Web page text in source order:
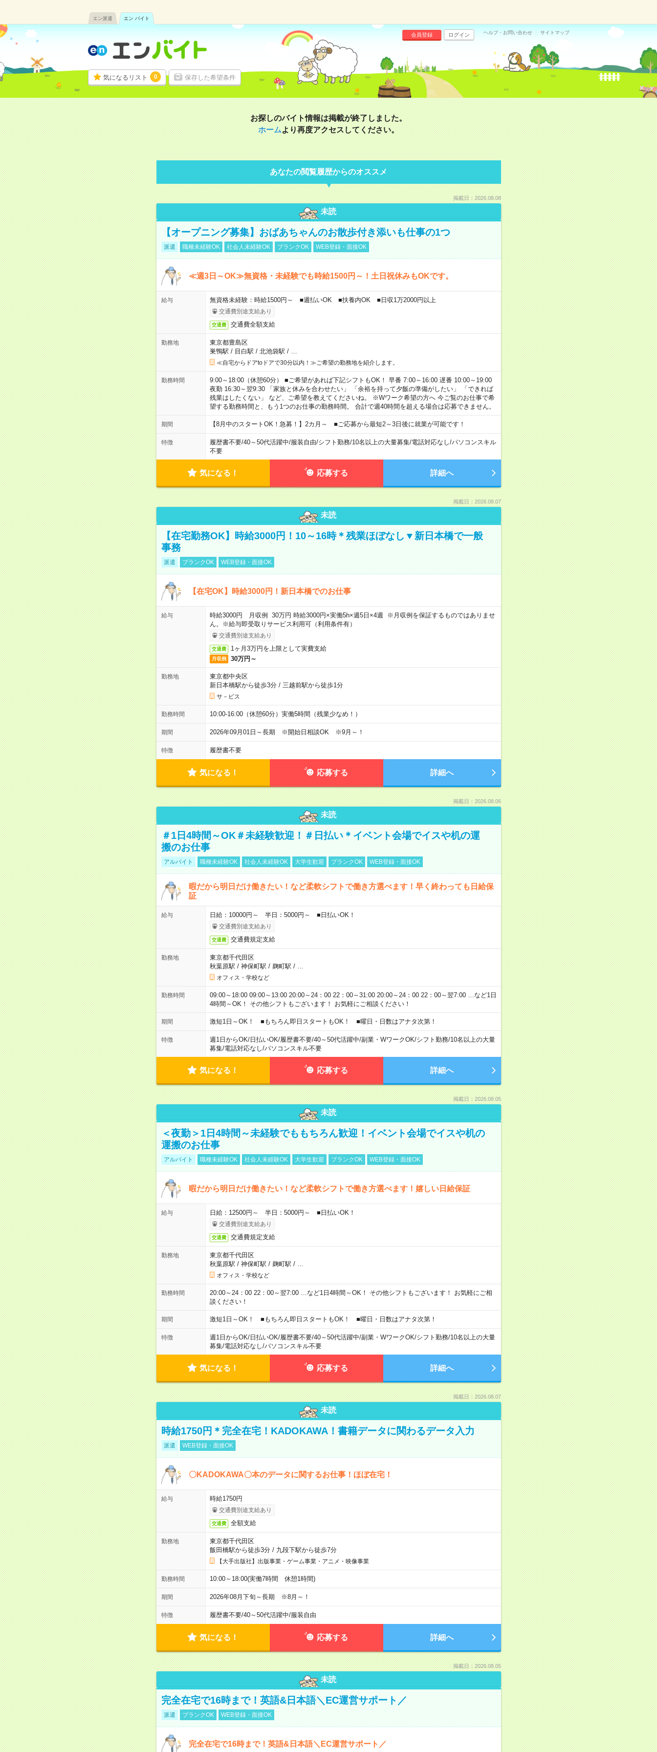
エン派遣 エン バイト
気になるリスト 0 保存した希望条件
会員登録 ログイン ヘルプ・お問い合わせ サイトマップ
お探しのバイト情報は掲載が終了しました。
ホームより再度アクセスしてください。
あなたの閲覧履歴からのオススメ
掲載日：2026.08.08
未読
【オープニング募集】おばあちゃんのお散歩付き添いも仕事の1つ
派遣 職種未経験OK 社会人未経験OK ブランクOK WEB登録・面接OK
≪週3日～OK≫無資格・未経験でも時給1500円～！土日祝休みもOKです。
給与 無資格未経験：時給1500円～ ■週払いOK ■扶養内OK ■日収1万2000円以上
交通費別途支給あり
交通費 交通費全額支給
勤務地
東京都豊島区
巣鴨駅 / 目白駅 / 北池袋駅 / …
≪自宅からドアtoドアで30分以内！≫ご希望の勤務地を紹介します。
勤務時間
9:00～18:00（休憩60分） ■ご希望があれば下記シフトもOK！ 早番 7:00～16:00 遅番 10:00～19:00
夜勤 16:30～翌9:30 「家族と休みを合わせたい」 「余裕を持って夕飯の準備がしたい」 「できれば
残業はしたくない」 など、ご希望を教えてくださいね。 ※Wワーク希望の方へ 今ご覧のお仕事で希
望する勤務時間と、もう1つのお仕事の勤務時間。 合計で週40時間を超える場合は応募できません。
期間 【8月中のスタートOK！急募！】2カ月～ ■ご応募から最短2～3日後に就業が可能です！
特徴 履歴書不要/40～50代活躍中/服装自由/シフト勤務/10名以上の大量募集/電話対応なし/パソコンスキル
不要
気になる！ 応募する 詳細へ
掲載日：2026.08.07
未読
【在宅勤務OK】時給3000円！10～16時＊残業ほぼなし▼新日本橋で一般
事務
派遣 ブランクOK WEB登録・面接OK
【在宅OK】時給3000円！新日本橋でのお仕事
給与
時給3000円 月収例 30万円 時給3000円×実働5h×週5日×4週 ※月収例を保証するものではありませ
ん。※給与即受取りサービス利用可（利用条件有）
交通費別途支給あり
交通費 1ヶ月3万円を上限として実費支給
月収例 30万円～
勤務地
東京都中央区
新日本橋駅から徒歩3分/ 三越前駅から徒歩1分
サ－ビス
勤務時間 10:00-16:00（休憩60分）実働5時間（残業少なめ！）
期間 2026年09月01日～長期 ※開始日相談OK ※9月～！
特徴 履歴書不要
気になる！ 応募する 詳細へ
掲載日：2026.08.06
未読
＃1日4時間～OK＃未経験歓迎！＃日払い＊イベント会場でイスや机の運
搬のお仕事
アルバイト 職種未経験OK 社会人未経験OK 大学生歓迎 ブランクOK WEB登録・面接OK
暇だから明日だけ働きたい！など柔軟シフトで働き方選べます！早く終わっても日給保
証
給与 日給：10000円～ 半日：5000円～ ■日払いOK！
交通費別途支給あり
交通費 交通費規定支給
勤務地
東京都千代田区
秋葉原駅 / 神保町駅 / 麹町駅 / …
オフィス・学校など
勤務時間
09:00～18:00 09:00～13:00 20:00～24：00 22：00～31:00 20:00～24：00 22：00～翌7:00 …など1日
4時間～OK！ その他シフトもございます！ お気軽にご相談ください！
期間 激短1日～OK！ ■もちろん即日スタートもOK！ ■曜日・日数はアナタ次第！
特徴 週1日からOK/日払いOK/履歴書不要/40～50代活躍中/副業・WワークOK/シフト勤務/10名以上の大量
募集/電話対応なし/パソコンスキル不要
気になる！ 応募する 詳細へ
掲載日：2026.08.05
未読
＜夜勤＞1日4時間～未経験でももちろん歓迎！イベント会場でイスや机の
運搬のお仕事
アルバイト 職種未経験OK 社会人未経験OK 大学生歓迎 ブランクOK WEB登録・面接OK
暇だから明日だけ働きたい！など柔軟シフトで働き方選べます！嬉しい日給保証
給与 日給：12500円～ 半日：5000円～ ■日払いOK！
交通費別途支給あり
交通費 交通費規定支給
勤務地
東京都千代田区
秋葉原駅 / 神保町駅 / 麹町駅 / …
オフィス・学校など
勤務時間
20:00～24：00 22：00～翌7:00 …など1日4時間～OK！ その他シフトもございます！ お気軽にご相
談ください！
期間 激短1日～OK！ ■もちろん即日スタートもOK！ ■曜日・日数はアナタ次第！
特徴 週1日からOK/日払いOK/履歴書不要/40～50代活躍中/副業・WワークOK/シフト勤務/10名以上の大量
募集/電話対応なし/パソコンスキル不要
気になる！ 応募する 詳細へ
掲載日：2026.08.07
未読
時給1750円＊完全在宅！KADOKAWA！書籍データに関わるデータ入力
派遣 WEB登録・面接OK
〇KADOKAWA〇本のデータに関するお仕事！ほぼ在宅！
給与 時給1750円
交通費別途支給あり
交通費 全額支給
勤務地
東京都千代田区
飯田橋駅から徒歩3分/ 九段下駅から徒歩7分
【大手出版社】出版事業・ゲーム事業・アニメ・映像事業
勤務時間 10:00～18:00(実働7時間 休憩1時間)
期間 2026年08月下旬～長期 ※8月～！
特徴 履歴書不要/40～50代活躍中/服装自由
気になる！ 応募する 詳細へ
掲載日：2026.08.05
未読
完全在宅で16時まで！英語&日本語＼EC運営サポート／
派遣 ブランクOK WEB登録・面接OK
完全在宅で16時まで！英語&日本語＼EC運営サポート／